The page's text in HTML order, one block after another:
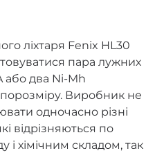
ліхтаря Fenix HL30
пара лужних
або два Ni-Mh
Виробник не
одночасно різні
відрізняються по
і хімічним складом, так